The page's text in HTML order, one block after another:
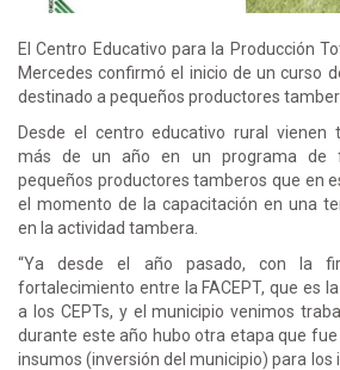
El Centro Educativo para la Producción
Mercedes confirmó el inicio de un curso
destinado a pequeños productores
Desde el centro educativo rural vienen
más de un año en un programa de
pequeños productores tamberos que en
el momento de la capacitación en una
en la actividad tambera.
“Ya desde el año pasado, con la
fortalecimiento entre la FACEPT, que es
a los CEPTs, y el municipio venimos
durante este año hubo otra etapa que
insumos (inversión del municipio) para los